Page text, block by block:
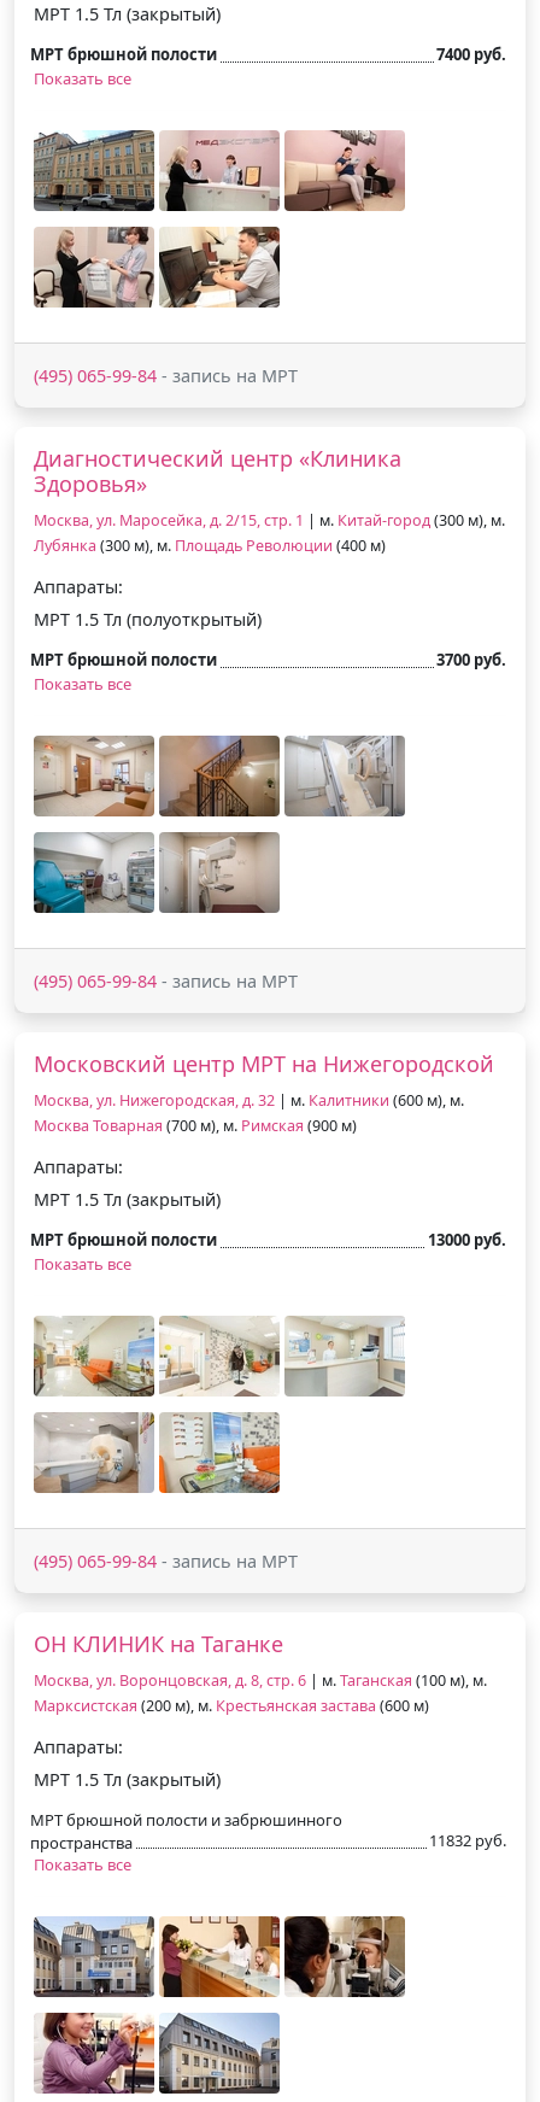
МРТ 1.5 Тл (закрытый)
МРТ брюшной полости
7400 руб.
Показать все
(495) 065-99-84 - запись на МРТ
Диагностический центр «Клиника
Здоровья»
Москва, ул. Маросейка, д. 2/15, стр. 1 | м. Китай-город(300 м), м.
Лубянка (300 м), м. Площадь Революции (400 м)
Аппараты:
МРТ 1.5 Тл (полуоткрытый)
МРТ брюшной полости
3700 руб.
Показать все
(495) 065-99-84 - запись на МРТ
Московский центр МРТ на Нижегородской
Москва, ул. Нижегородская, д. 32 | м. Калитники (600 м), м.
Москва Товарная (700 м), м. Римская (900 м)
Аппараты:
МРТ 1.5 Тл (закрытый)
МРТ брюшной полости
13000 руб.
Показать все
(495) 065-99-84 - запись на МРТ
ОН КЛИНИК на Таганке
Москва, ул. Воронцовская, д. 8, стр. 6 | м.Таганская (100 м), м.
Марксистская (200 м), м. Крестьянская застава (600 м)
Аппараты:
МРТ 1.5 Тл (закрытый)
МРТ брюшной полости и забрюшинного
пространства
11832 руб.
Показать все